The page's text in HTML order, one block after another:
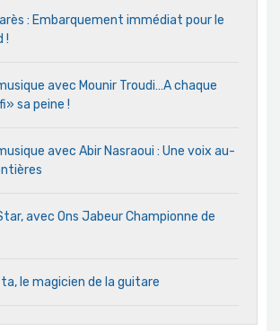
: Embarquement immédiat pour le
!
avec Mounir Troudi…A chaque
sa peine !
avec Abir Nasraoui : Une voix au-
avec Ons Jabeur Championne de
le magicien de la guitare